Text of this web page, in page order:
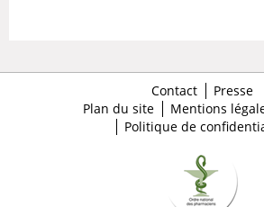
Contact
Presse
Plan du site
Mentions
Politique de